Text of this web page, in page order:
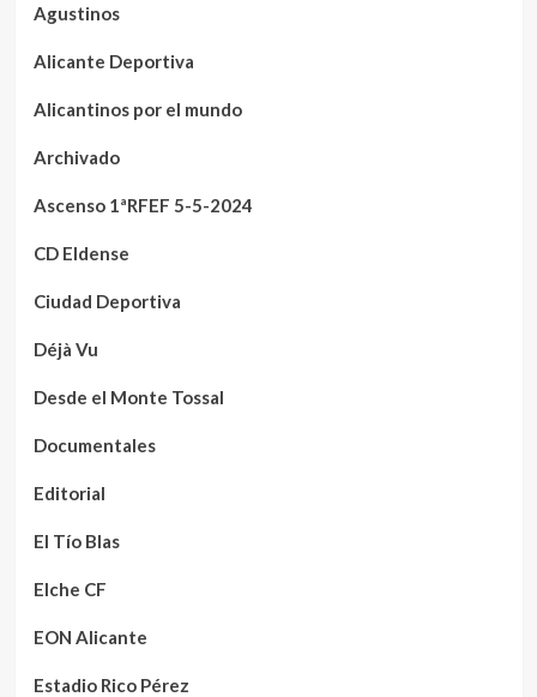
Agustinos
Alicante Deportiva
Alicantinos por el mundo
Archivado
Ascenso 1ªRFEF 5-5-2024
CD Eldense
Ciudad Deportiva
Déjà Vu
Desde el Monte Tossal
Documentales
Editorial
El Tío Blas
Elche CF
EON Alicante
Estadio Rico Pérez